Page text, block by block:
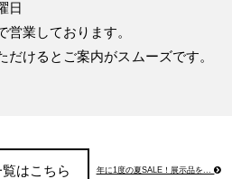
日
業しております。
だけるとご案内がスムーズです。
覧はこちら 年に1度の夏SALE！展示品を...